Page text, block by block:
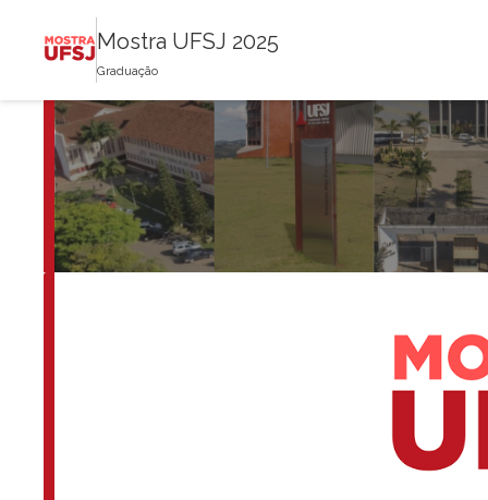
Mostra UFSJ 2025
Graduação